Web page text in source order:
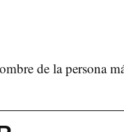
de la persona